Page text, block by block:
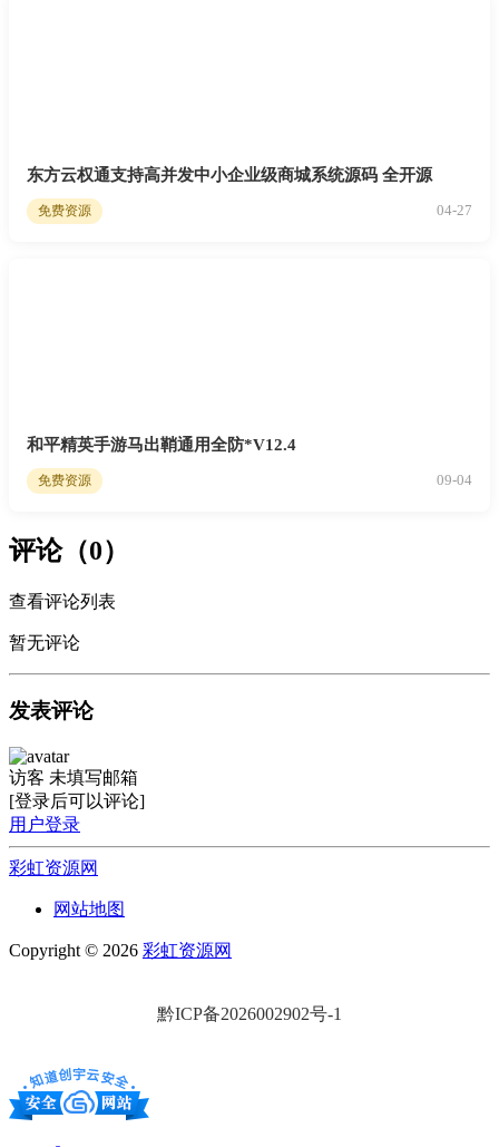
东方云权通支持高并发中小企业级商城系统源码 全开源
免费资源 04-27
和平精英手游马出鞘通用全防*V12.4
免费资源 09-04
评论（0）
查看评论列表
暂无评论
发表评论
访客 未填写邮箱
[登录后可以评论]
用户登录
彩虹资源网
网站地图
Copyright © 2026 彩虹资源网
黔ICP备2026002902号-1